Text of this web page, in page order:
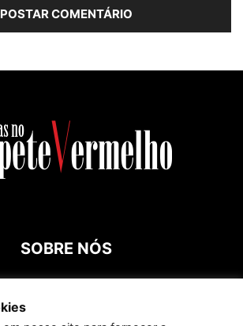
SOBRE NÓS